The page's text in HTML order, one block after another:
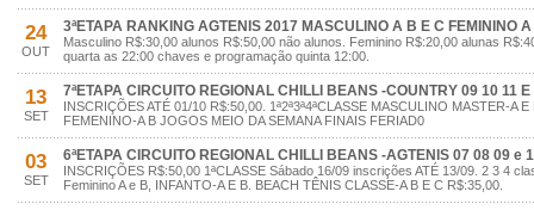
24
OUT
3ªETAPA RANKING AGTENIS 2017 MASCULINO A B E C FEMININO
Masculino R$:30,00 alunos R$:50,00 não alunos. Feminino R$:20,00 alunas
quarta as 22:00 chaves e programação quinta 12:00.
13
SET
7ªETAPA CIRCUITO REGIONAL CHILLI BEANS -COUNTRY 09 10 11 E
INSCRIÇÕES ATÉ 01/10 R$:50,00. 1ª2ª3ª4ªCLASSE MASCULINO MASTER-A
FEMENINO-A B JOGOS MEIO DA SEMANA FINAIS FERIAD0
03
SET
6ªETAPA CIRCUITO REGIONAL CHILLI BEANS -AGTENIS 07 08 09 e
INSCRIÇÕES R$:50,00 1ªCLASSE Sábado 16/09 inscrições ATÉ 13/09. 2 3 4
Feminino A e B, INFANTO-A E B. BEACH TÊNIS CLASSE-A B E C R$:35,00.